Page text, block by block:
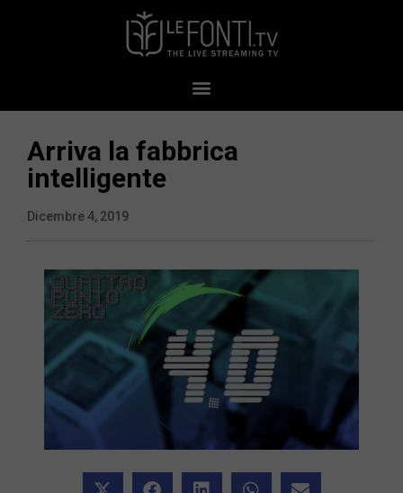
Arriva la fabbrica
intelligente
Dicembre 4, 2019